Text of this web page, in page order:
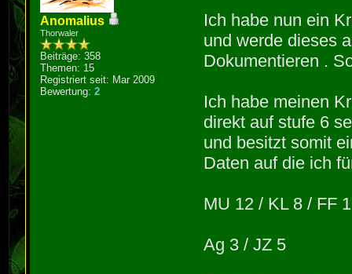
Anomalius
Thorwaler
Beiträge: 358
Themen: 15
Registriert seit: Mar 2009
Bewertung:2
Ich habe nun ein
und werde dieses
Dokumentieren .
Ich habe meinen
direkt auf stufe 6
und besitzt somit
Daten auf die ich
MU 12 / KL 8 / FF
Ag 3 / JZ 5